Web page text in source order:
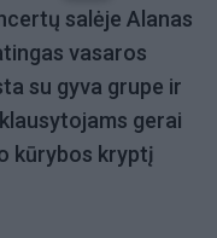
salėje Alanas
vasaros
su gyva grupe ir
gerai
kūrybos kryptį